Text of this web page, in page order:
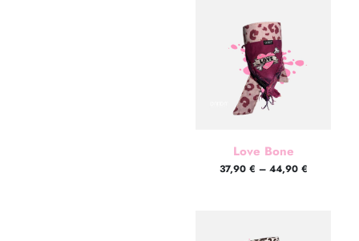
Love Bone
37,90 € – 44,90 €